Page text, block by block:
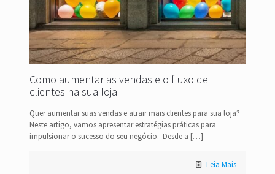
Como aumentar as vendas e o fluxo de
clientes na sua loja
Quer aumentar suas vendas e atrair mais clientes para sua loja?
Neste artigo, vamos apresentar estratégias práticas para
impulsionar o sucesso do seu negócio. Desde a […]
Leia Mais